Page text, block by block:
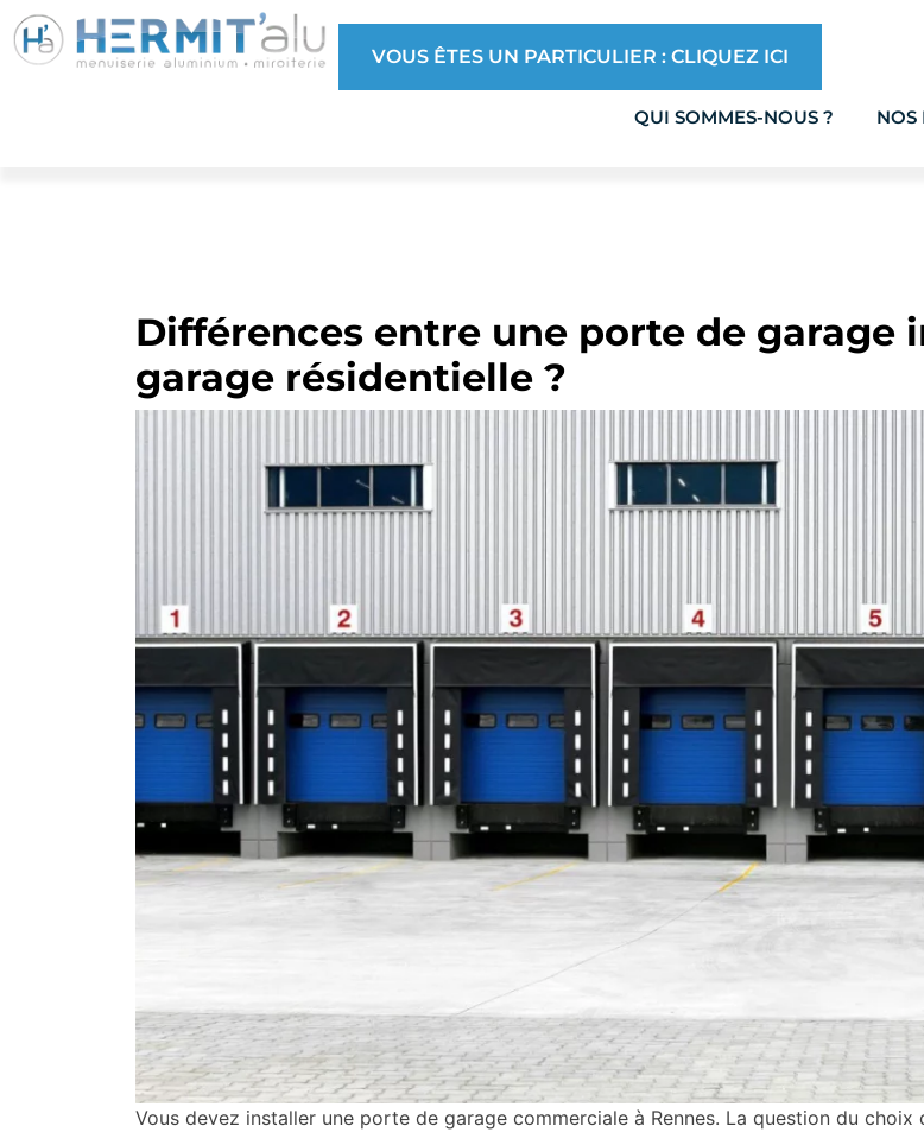
VOUS ÊTES UN PARTICULIER : CLIQUEZ ICI
QUI SOMMES-NOUS ? NOS
Différences entre une porte de
garage résidentielle ?
Vous devez installer une porte de garage commerciale à Rennes. La question du choix